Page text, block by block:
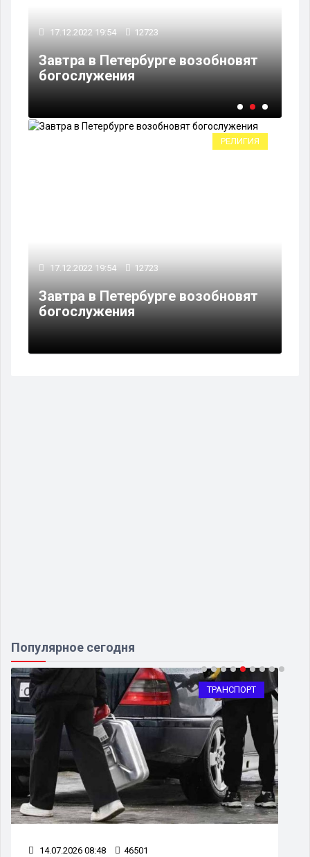
17.12.2022 19:54 12723
Завтра в Петербурге возобновят
богослужения
РЕЛИГИЯ
17.12.2022 19:54 12723
Завтра в Петербурге возобновят
богослужения
Популярное сегодня
ТРАНСПОРТ
14.07.2026 08:48 46501